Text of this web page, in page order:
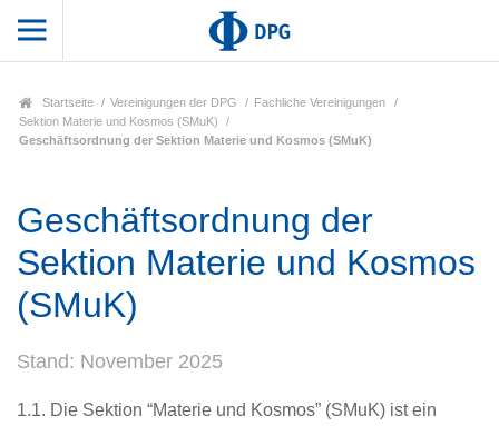
Startseite Vereinigungen der DPG
Fachliche Vereinigungen
Sektion Materie und Kosmos (SMuK)
Geschäftsordnung der Sektion Materie und Kosmos (SMuK)
Geschäftsordnung der
Sektion Materie und Kosmos
(SMuK)
Stand: November 2025
1.1. Die Sektion “Materie und Kosmos” (SMuK) ist ein